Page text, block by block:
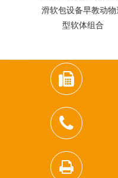
滑软包设备早教动物
型软体组合